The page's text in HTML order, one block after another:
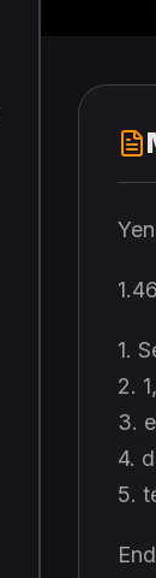
1.
2.
3.
4.
5.